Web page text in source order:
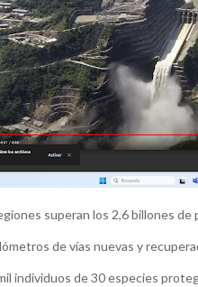
superan los 2,6 billones de
de vías nuevas y
individuos de 30 especies